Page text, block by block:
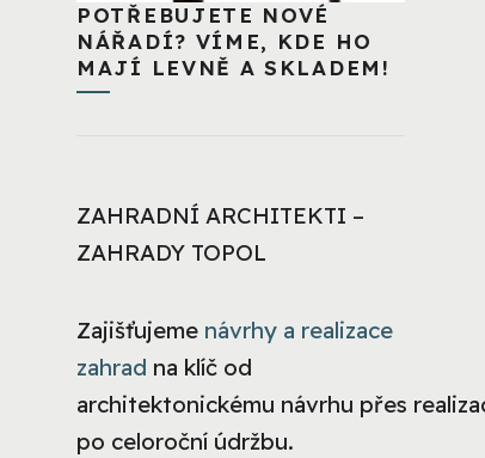
POTŘEBUJETE NOVÉ
NÁŘADÍ? VÍME, KDE HO
MAJÍ LEVNĚ A SKLADEM!
ZAHRADNÍ ARCHITEKTI –
ZAHRADY TOPOL
Zajišťujeme návrhy a realizace
zahrad na klíč od
architektonickému návrhu přes
po celoroční údržbu.